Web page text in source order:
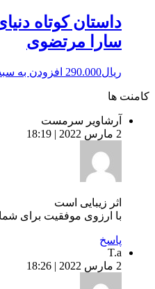
داستان کوتاه
سارا مرتضوی
290.000 افزودن به سبد
ها
آرشاویر سرمست
اثر زیبایی است
با ارزوی موفقیت برای شما
پاسخ
T.a